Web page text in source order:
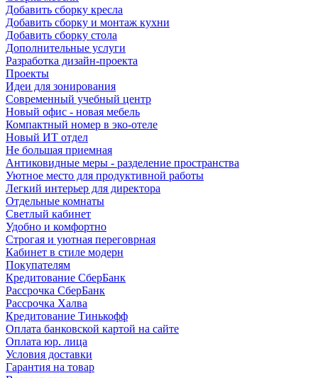
Добавить сборку кресла
Добавить сборку и монтаж кухни
Добавить сборку стола
Дополнительные услуги
Разработка дизайн-проекта
Проекты
Идеи для зонирования
Современный учебный центр
Новый офис - новая мебель
Компактный номер в эко-отеле
Новый ИТ отдел
Не большая приемная
Антиковидные меры - разделение пространства
Уютное место для продуктивной работы
Легкий интерьер для директора
Отдельные комнаты
Светлый кабинет
Удобно и комфортно
Строгая и уютная переговрная
Кабинет в стиле модерн
Покупателям
Кредитование СберБанк
Рассрочка СберБанк
Рассрочка Халва
Кредитование Тинькофф
Оплата банковской картой на сайте
Оплата юр. лица
Условия доставки
Гарантия на товар